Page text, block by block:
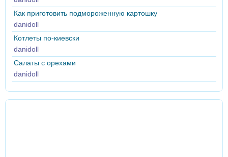
Как приготовить подмороженную картошку
danidoll
Котлеты по-киевски
danidoll
Салаты с орехами
danidoll